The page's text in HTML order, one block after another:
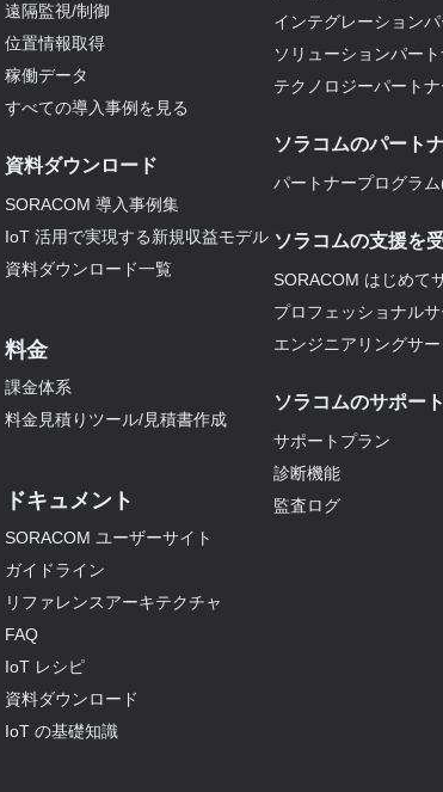
遠隔監視/制御
位置情報取得
稼働データ
すべての導入事例を見る
資料ダウンロード
SORACOM 導入事例集
IoT 活用で実現する新規収益モデル
資料ダウンロード一覧
料金
課金体系
料金見積りツール/見積書作成
ドキュメント
SORACOM ユーザーサイト
ガイドライン
リファレンスアーキテクチャ
FAQ
IoT レシピ
資料ダウンロード
IoT の基礎知識
インテグレーション
ソリューションパー
テクノロジーパート
ソラコムのパート
パートナープログラ
ソラコムの支援を
SORACOM はじめて
プロフェッショナル
エンジニアリングサ
ソラコムのサポー
サポートプラン
診断機能
監査ログ